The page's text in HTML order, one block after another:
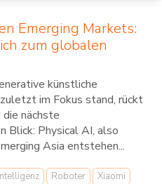
Emerging Markets:
zum globalen
künstliche
im Fokus stand, rückt
die nächste
Blick: Physical AI, also
Asia entstehen...
Roboter Xiaomi